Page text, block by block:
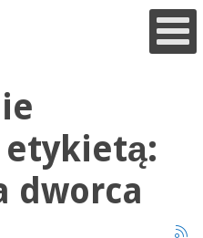
etykietą:
dworca